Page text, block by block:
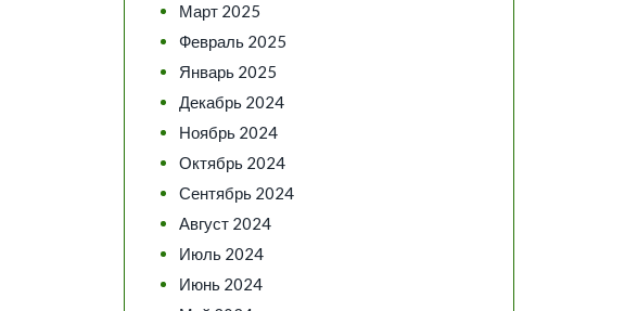
Март 2025
Февраль 2025
Январь 2025
Декабрь 2024
Ноябрь 2024
Октябрь 2024
Сентябрь 2024
Август 2024
Июль 2024
Июнь 2024